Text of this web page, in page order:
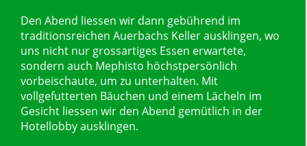
Den Abend liessen wir dann gebührend im
traditionsreichen Auerbachs Keller ausklingen, wo
uns nicht nur grossartiges Essen erwartete,
sondern auch Mephisto höchstpersönlich
vorbeischaute, um zu unterhalten. Mit
vollgefutterten Bäuchen und einem Lächeln im
Gesicht liessen wir den Abend gemütlich in der
Hotellobby ausklingen.